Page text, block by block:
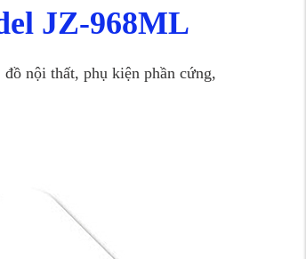
JZ-968ML
nội thất, phụ kiện phần cứng,